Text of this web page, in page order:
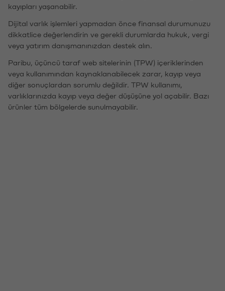
kayıpları yaşanabilir.
Dijital varlık işlemleri yapmadan önce finansal durumunuzu
dikkatlice değerlendirin ve gerekli durumlarda hukuk, vergi
veya yatırım danışmanınızdan destek alın.
Paribu, üçüncü taraf web sitelerinin (TPW) içeriklerinden
veya kullanımından kaynaklanabilecek zarar, kayıp veya
diğer sonuçlardan sorumlu değildir. TPW kullanımı,
varlıklarınızda kayıp veya değer düşüşüne yol açabilir. Bazı
ürünler tüm bölgelerde sunulmayabilir.